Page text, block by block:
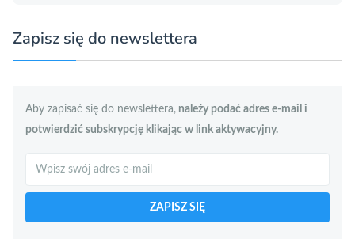
Zapisz się do newslettera
Aby zapisać się do newslettera, należy podać adres e-mail i
potwierdzić subskrypcję klikając w link aktywacyjny.
Szukaj
ZAPISZ SIĘ